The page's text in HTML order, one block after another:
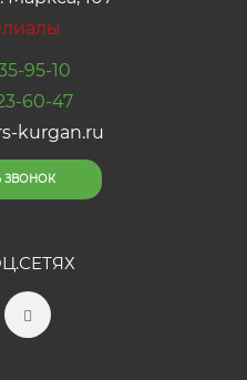
95-10
60-47
kurgan.ru
ЗВОНОК